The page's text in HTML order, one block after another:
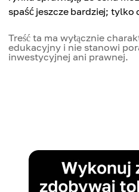
spaść jeszcze bardziej; tylko
Treść ta ma wyłącznie
edukacyjny i nie stanowi
inwestycyjnej ani prawnej.